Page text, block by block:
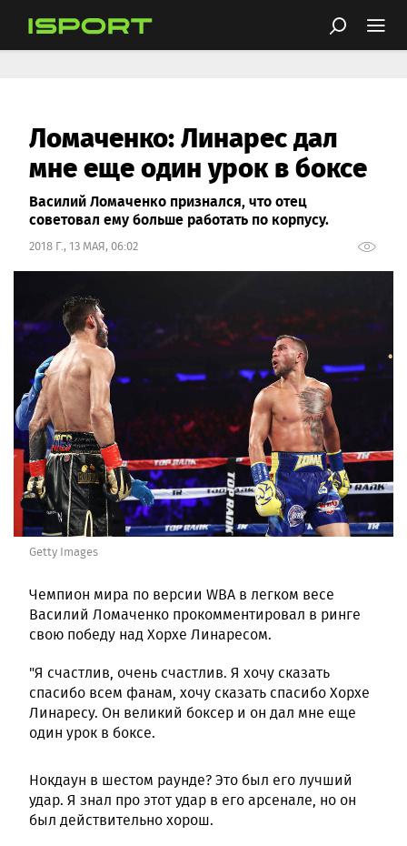
Ломаченко: Линарес дал
мне еще один урок в боксе
Василий Ломаченко признался, что отец
советовал ему больше работать по корпусу.
2018 Г., 13 МАЯ, 06:02
Getty Images
Чемпион мира по версии WBA в легком весе
Василий Ломаченко прокомментировал в ринге
свою победу над Хорхе Линаресом.
"Я счастлив, очень счастлив. Я хочу сказать
спасибо всем фанам, хочу сказать спасибо Хорхе
Линаресу. Он великий боксер и он дал мне еще
один урок в боксе.
Нокдаун в шестом раунде? Это был его лучший
удар. Я знал про этот удар в его арсенале, но он
был действительно хорош.